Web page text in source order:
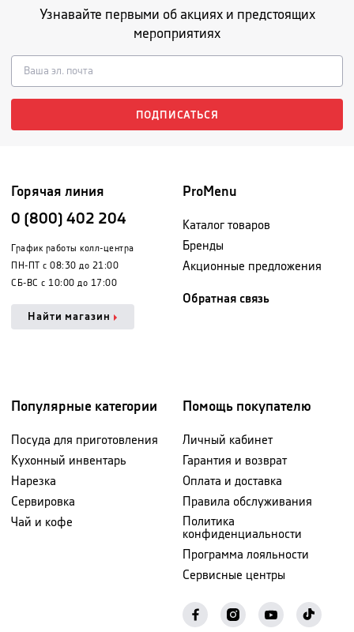
Узнавайте первыми об акциях и предстоящих
мероприятиях
ПОДПИСАТЬСЯ
Горячая линия
0 (800) 402 204
График работы колл-центра
ПН-ПТ с 08:30 до 21:00
СБ-ВС с 10:00 до 17:00
Найти магазин
ProMenu
Каталог товаров
Бренды
Акционные предложения
Обратная связь
Популярные категории
Посуда для приготовления
Кухонный инвентарь
Нарезка
Сервировка
Чай и кофе
Помощь покупателю
Личный кабинет
Гарантия и возврат
Оплата и доставка
Правила обслуживания
Политика
конфиденциальности
Программа лояльности
Сервисные центры